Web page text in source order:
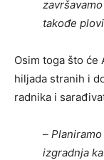
takođe
Osim toga što
hiljada stranih i
radnika i
–
izgradnja